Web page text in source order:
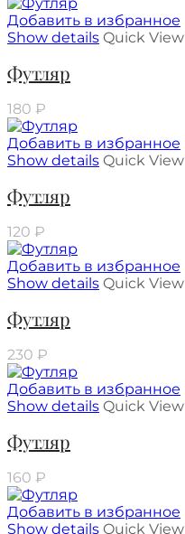
Добавить в избранное
Show details Quick View
Футляр
180 ₽
Добавить в избранное
Show details Quick View
Футляр
120 ₽
Добавить в избранное
Show details Quick View
Футляр
230 ₽
Добавить в избранное
Show details Quick View
Футляр
160 ₽
Добавить в избранное
Show details Quick View